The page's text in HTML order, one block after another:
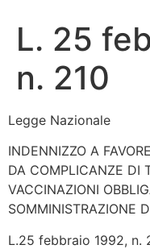
L. 25
n. 210
Legge Nazionale
INDENNIZZO A
DA COMPLICANZE DI
VACCINAZIONI
SOMMINISTRAZIONE
L.25 febbraio 1992, n.